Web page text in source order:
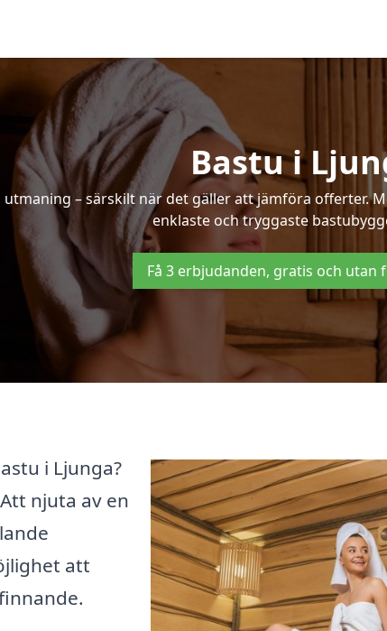
Bastu i
– särskilt när det gäller att jämföra offerter.
enklaste och tryggaste
Få 3 erbjudanden, gratis och utan
i Ljunga?
njuta av en
att